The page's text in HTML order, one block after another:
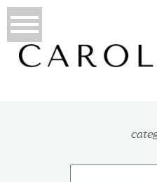
Buscar: